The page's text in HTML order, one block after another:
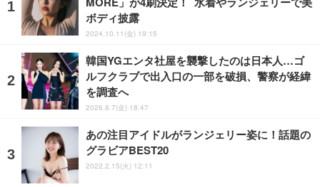
ボディ披露
2024.10.11(金) 19:15
韓国YGエンタ社屋を襲撃したのは日本人…ゴ
ルフクラブで出入口の一部を破損、警察が経緯
を調査へ
2026.8.7(金) 18:47
あの注目アイドルがランジェリー姿に！話題の
グラビアBEST20
2022.2.15(火) 12:11